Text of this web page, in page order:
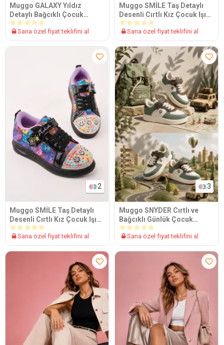
Muggo GALAXY Yıldız
Detaylı Bağcıklı Çocuk
Günlük Sneaker Spor
Ayakkabı
Sana özel fiyat teklifini al
Muggo SMİLE Taş Detaylı
Desenli Cırtlı Kız Çocuk Işıklı
Günlük Sneaker Spor
Ayakkabı
Sana özel fiyat teklifini al
2
Muggo SMİLE Taş Detaylı
Desenli Cırtlı Kız Çocuk Işıklı
Günlük Sneaker Spor
Ayakkabı
Sana özel fiyat teklifini al
3
Muggo SNYDER Cırtlı ve
Bağcıklı Günlük Çocuk
Sneaker Spor Ayakkabı
Sana özel fiyat teklifini al